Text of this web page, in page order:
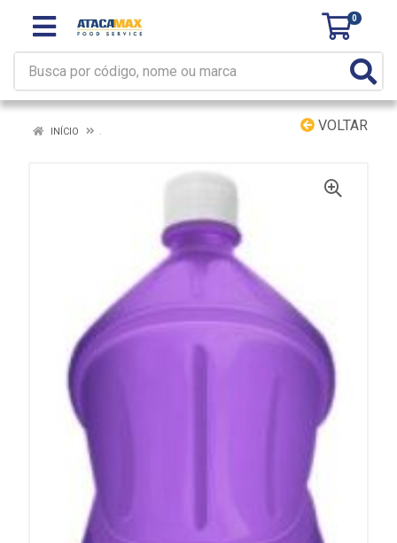
0
VOLTAR
INÍCIO .